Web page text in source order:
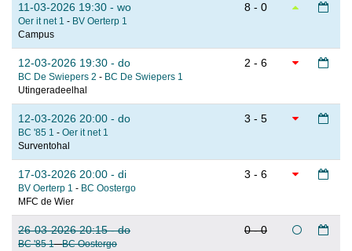
11-03-2026 19:30 - wo
Oer it net 1 - BV Oerterp 1
Campus
8 - 0
12-03-2026 19:30 - do
BC De Swiepers 2 - BC De Swiepers 1
Utingeradeelhal
2 - 6
12-03-2026 20:00 - do
BC '85 1 - Oer it net 1
Surventohal
3 - 5
17-03-2026 20:00 - di
BV Oerterp 1 - BC Oostergo
MFC de Wier
3 - 6
26-03-2026 20:15 - do
BC '85 1-BC Oostergo
0 - 0